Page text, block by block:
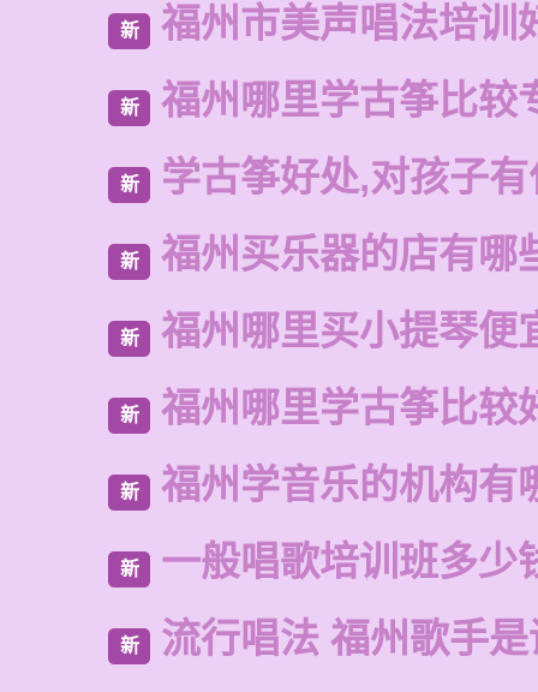
新 福州市美声唱法培训
新 福州哪里学古筝比较
新 学古筝好处,对孩子
新 福州买乐器的店有哪
新 福州哪里买小提琴便
新 福州哪里学古筝比较
新 福州学音乐的机构有
新 一般唱歌培训班多少
新 流行唱法 福州歌手是